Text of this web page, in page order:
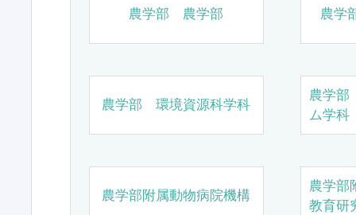
農学部 農学部 農学
農学部 環境資源科学科
農学
ム学科
農学部附属動物病院機構
農学部
教育研